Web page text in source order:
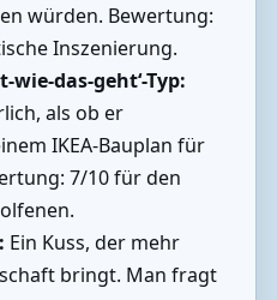
würden. Bewertung:
Inszenierung.
wie-das-geht‘-Typ:
als ob er
IKEA-Bauplan für
7/10 für den
Ein Kuss, der mehr
bringt. Man fragt